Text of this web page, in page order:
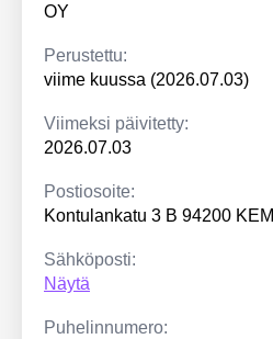
OY
Perustettu:
viime kuussa (2026.07.03)
Viimeksi päivitetty:
2026.07.03
Postiosoite:
Kontulankatu 3 B 94200 KEMI
Sähköposti:
Näytä
Puhelinnumero: